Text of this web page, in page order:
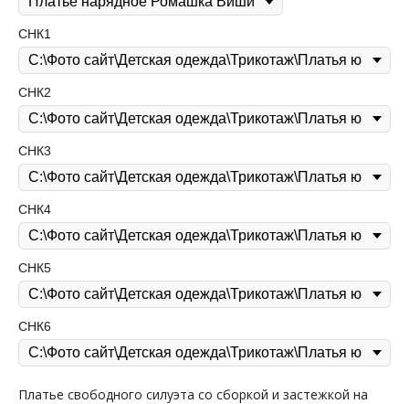
СНК1
СНК2
СНК3
СНК4
СНК5
СНК6
Платье свободного силуэта со сборкой и застежкой на